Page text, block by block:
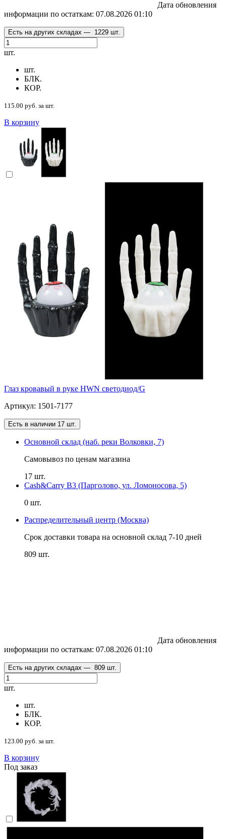
Дата обновления
информации по остаткам: 07.08.2026 01:10
Есть на других складах — 1229 шт.
шт.
шт.
БЛК.
КОР.
115.00 руб. за шт.
В корзину
Глаз кровавый в руке HWN светодиод/G
Артикул: 1501-7177
Есть в наличии 17 шт.
Основной склад (наб. реки Волковки, 7)
Самовывоз по ценам магазина
17 шт.
Cash&Carry B3 (Парголово, ул. Ломоносова, 5)
0 шт.
Распределительный центр (Москва)
Срок доставки товара на основной склад 7-10 дней
809 шт.
Дата обновления
информации по остаткам: 07.08.2026 01:10
Есть на других складах — 809 шт.
шт.
шт.
БЛК.
КОР.
123.00 руб. за шт.
В корзину
Под заказ